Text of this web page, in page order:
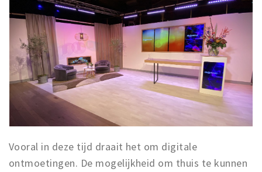
Privacy
Inloggen
Vooral in deze tijd draait het om digitale
ontmoetingen. De mogelijkheid om thuis te kunnen